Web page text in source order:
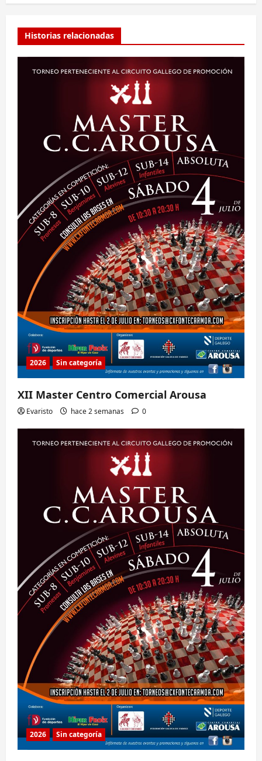
Historias relacionadas
2026 Sin categoría
XII Master Centro Comercial Arousa
Evaristo hace 2 semanas 0
2026 Sin categoría